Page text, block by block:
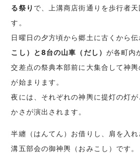
る祭り で、上溝商店街通りを歩行者
す。
日曜日の夕方頃から郷土に古くから伝
こし）と8台の山車（だし） が各町内
交差点の祭典本部前に大集合して神
が始まります。
夜には、それぞれの神輿に提灯の灯
かさが演出されます。
半纏（はんてん）お借りし、肩を入
溝五部会の御神輿（おみこし）です。